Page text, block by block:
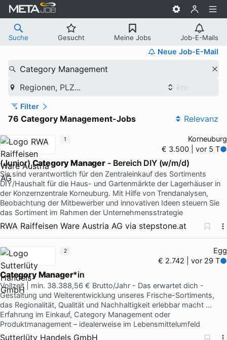
Suche Gesucht Meine Jobs Job-E-Mails
Neue Job-E-Mail
Category Management
Regionen, PLZ...
Filter
76 Category Management-Jobs Relevanz
Korneuburg
€ 3.500 | vor 5 T
(Junior)Category Manager - Bereich DIY (w/m/d)
Sie sind verantwortlich für den Zentraleinkauf des Sortiments
DIY/Haushalt für die Haus- und Gartenmärkte der Lagerhäuser in
der Konzernzentrale Korneuburg. Mit Hilfe von Trendanalysen,
Beobachtung der Mitbewerber und innovativen Ideen steuern Sie
das Sortiment im Rahmen der Unternehmensstrategie
RWA Raiffeisen Ware Austria AG via stepstone.at
1
Egg
€ 2.742 | vor 29 T
Category Manager*in
Vollzeit | min. 38.388,56 € Brutto/Jahr - Das erwartet dich -
Gestaltung und Weiterentwicklung unseres Frische-Sortiments,
das Regionalität, Qualität und Nachhaltigkeit erlebbar macht …
Erfahrung im Einkauf, Category Management oder
Produktmanagement – idealerweise im Lebensmittelumfeld
Sutterlüty Handels GmbH
2